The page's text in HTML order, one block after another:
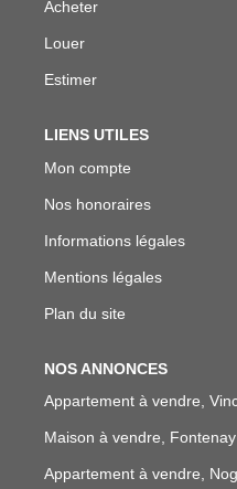
Acheter
Louer
Estimer
LIENS UTILES
Mon compte
Nos honoraires
Informations légales
Mentions légales
Plan du site
NOS ANNONCES
Appartement à vendre,
Maison à vendre,
Appartement à vendre,